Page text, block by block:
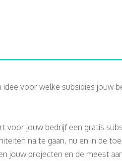
idee voor welke subsidies jouw
voor jouw bedrijf een gratis
na te gaan, nu en in de
jouw projecten en de meest